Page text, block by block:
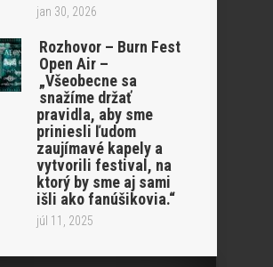
jan 30, 2026
Rozhovor – Burn Fest
Open Air –
„Všeobecne sa
snažíme držať
pravidla, aby sme
priniesli ľudom
zaujímavé kapely a
vytvorili festival, na
ktorý by sme aj sami
išli ako fanúšikovia.“
júl 11, 2025